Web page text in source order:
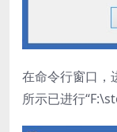
在命令行窗口，
所示已进行